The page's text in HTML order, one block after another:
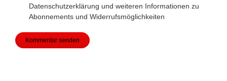
Datenschutzerklärung und weiteren Informationen zu
Abonnements und Widerrufsmöglichkeiten